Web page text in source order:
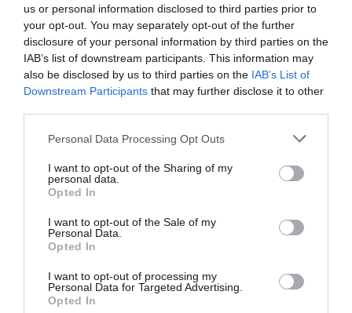
us or personal information disclosed to third parties prior to
your opt-out. You may separately opt-out of the further
disclosure of your personal information by third parties on the
IAB’s list of downstream participants. This information may
also be disclosed by us to third parties on the IAB’s List of
Downstream Participants that may further disclose it to other
Personal Data Processing Opt Outs
I want to opt-out of the Sharing of my
personal data.
Opted In
I want to opt-out of the Sale of my
Personal Data.
Opted In
I want to opt-out of processing my
Personal Data for Targeted Advertising.
Opted In
Índex
FEB
PRO Women in Sports
Compartir
Imprimir
Publicidad